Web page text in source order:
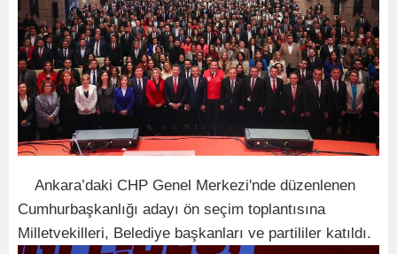
Ankara’daki CHP Genel Merkezi'nde düzenlenen
Cumhurbaşkanlığı adayı ön seçim toplantısına
Milletvekilleri, Belediye başkanları ve partililer katıldı.